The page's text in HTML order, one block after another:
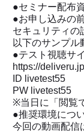
●セミナー配布
●お申し込みの
セキュリティの
以下のサンプル
●テスト視聴サ
https://
ID livetest55
PW livetest55
※当日に「閲覧
●推奨環境につ
今回の動画配信